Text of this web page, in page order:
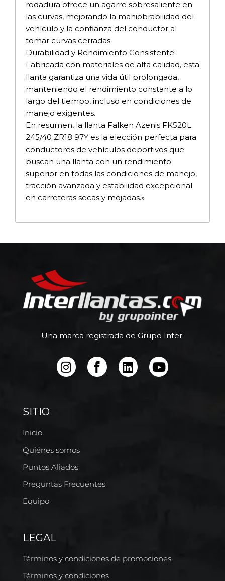
rodadura ofrece un agarre sobresaliente en
las curvas, mejorando la maniobrabilidad del
vehículo y la confianza del conductor al
tomar curvas cerradas.
Durabilidad y Rendimiento Consistente:
Fabricada con materiales de alta calidad, esta
llanta garantiza una vida útil prolongada,
manteniendo el rendimiento constante a lo
largo del tiempo, incluso en condiciones de
manejo exigentes.
En resumen, la llanta Falken Azenis FK520L
245/40 ZR18 97Y es la elección perfecta para
conductores de vehículos deportivos que
buscan una llanta con un rendimiento
superior en todas las condiciones de manejo,
tracción avanzada y estabilidad excepcional
en carreteras secas y mojadas.»
Una marca registrada de Grupo Inter.
SITIO
Inicio
Quiénes somos
Puntos Aliados
Preguntas Frecuentes
Equipo
LEGAL
Términos y condiciones de promociones
Términos y condiciones